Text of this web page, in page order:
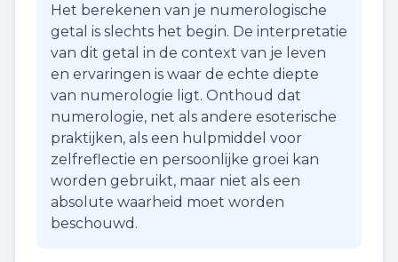
Het berekenen van je numerologische
getal is slechts het begin. De interpretatie
van dit getal in de context van je leven
en ervaringen is waar de echte diepte
van numerologie ligt. Onthoud dat
numerologie, net als andere esoterische
praktijken, als een hulpmiddel voor
zelfreflectie en persoonlijke groei kan
worden gebruikt, maar niet als een
absolute waarheid moet worden
beschouwd.